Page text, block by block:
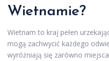
Wietnamie?
Wietnam to kraj pełen
mogą zachwycić każdego
wyróżniają się zarówno